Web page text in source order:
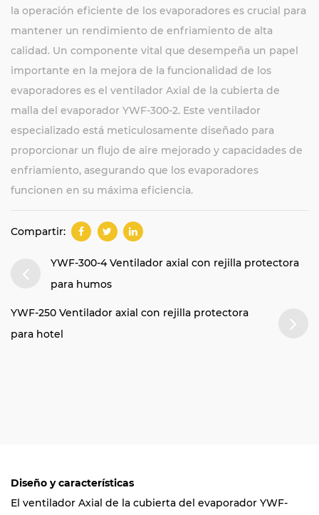
la operación eficiente de los evaporadores es crucial para
mantener un rendimiento de enfriamiento de alta
calidad. Un componente vital que desempeña un papel
importante en la mejora de la funcionalidad de los
evaporadores es el ventilador Axial de la cubierta de
malla del evaporador YWF-300-2. Este ventilador
especializado está meticulosamente diseñado para
proporcionar un flujo de aire mejorado y capacidades de
enfriamiento, asegurando que los evaporadores
funcionen en su máxima eficiencia.
Compartir:
YWF-300-4 Ventilador axial con rejilla protectora
para humos
YWF-250 Ventilador axial con rejilla protectora
para hotel
Diseño y características
El ventilador Axial de la cubierta del evaporador YWF-